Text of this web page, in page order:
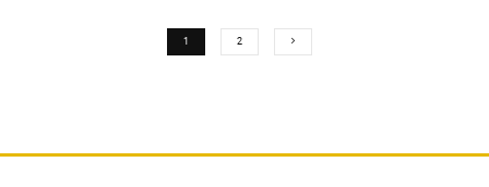
1 2